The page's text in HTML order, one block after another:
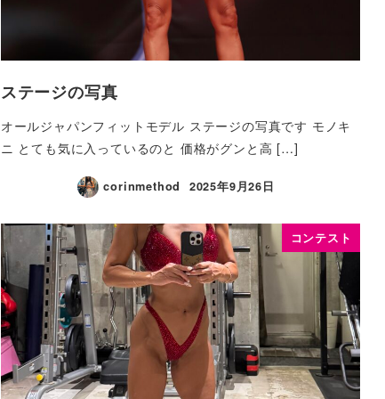
ステージの写真
オールジャパンフィットモデル ステージの写真です モノキ
ニ とても気に入っているのと 価格がグンと高 […]
corinmethod 2025年9月26日
コンテスト